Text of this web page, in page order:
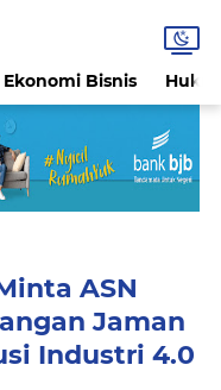
Ekonomi Bisnis
ASN
Jaman
Industri 4.0